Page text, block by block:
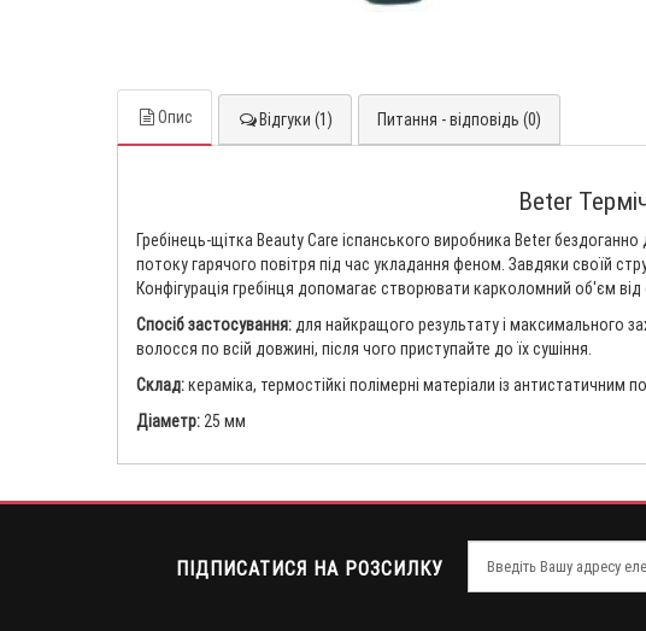
Опис Відгуки (1) Питання - відповідь (0)
Beter
Гребінець-щітка Beauty Care іспанського виробника Beter
потоку гарячого повітря під час укладання феном. Завдяки своїй
Конфігурація гребінця допомагає створювати карколомний об'єм від
Спосіб застосування: для найкращого результату і максимального
волосся по всій довжині, після чого приступайте до їх сушіння.
Склад:кераміка, термостійкі полімерні матеріали із антистатичним
Діаметр: 25 мм
ПІДПИСАТИСЯ НА РОЗСИЛКУ